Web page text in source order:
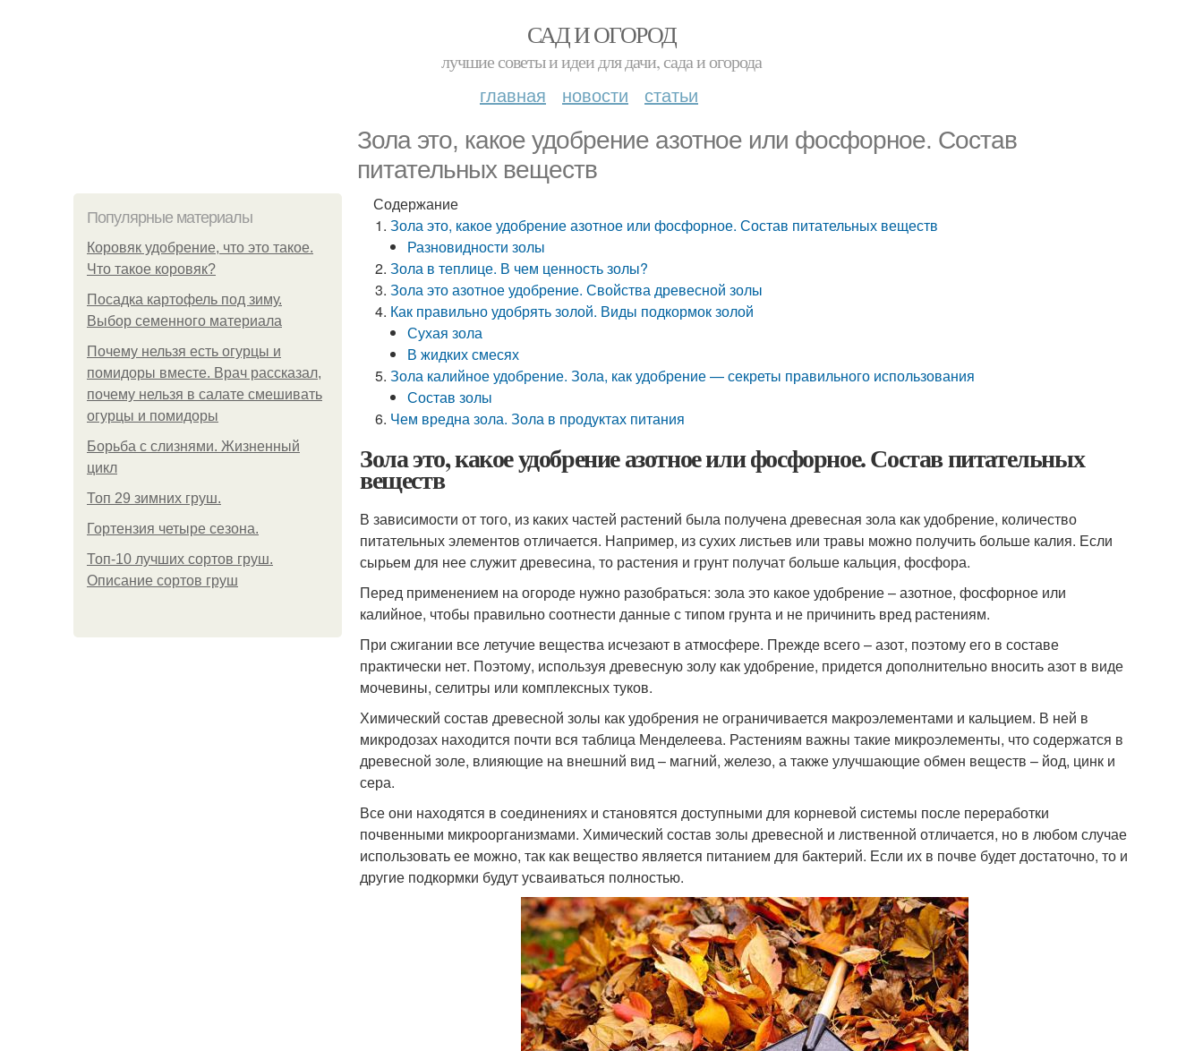
САД И ОГОРОД
лучшие советы и идеи для дачи, сада и огорода
главная новости статьи
Зола это, какое удобрение азотное или фосфорное. Состав
питательных веществ
Популярные материалы
Коровяк удобрение, что это такое.
Что такое коровяк?
Посадка картофель под зиму.
Выбор семенного материала
Почему нельзя есть огурцы и
помидоры вместе. Врач рассказал,
почему нельзя в салате смешивать
огурцы и помидоры
Борьба с слизнями. Жизненный
цикл
Топ 29 зимних груш.
Гортензия четыре сезона.
Топ-10 лучших сортов груш.
Описание сортов груш
Содержание
Зола это, какое удобрение азотное или фосфорное. Состав питательных веществ
Разновидности золы
Зола в теплице. В чем ценность золы?
Зола это азотное удобрение. Свойства древесной золы
Как правильно удобрять золой. Виды подкормок золой
Сухая зола
В жидких смесях
Зола калийное удобрение. Зола, как удобрение — секреты правильного использования
Состав золы
Чем вредна зола. Зола в продуктах питания
Зола это, какое удобрение азотное или фосфорное. Состав питательных
веществ
В зависимости от того, из каких частей растений была получена древесная зола как удобрение, количество
питательных элементов отличается. Например, из сухих листьев или травы можно получить больше калия. Если
сырьем для нее служит древесина, то растения и грунт получат больше кальция, фосфора.
Перед применением на огороде нужно разобраться: зола это какое удобрение – азотное, фосфорное или
калийное, чтобы правильно соотнести данные с типом грунта и не причинить вред растениям.
При сжигании все летучие вещества исчезают в атмосфере. Прежде всего – азот, поэтому его в составе
практически нет. Поэтому, используя древесную золу как удобрение, придется дополнительно вносить азот в виде
мочевины, селитры или комплексных туков.
Химический состав древесной золы как удобрения не ограничивается макроэлементами и кальцием. В ней в
микродозах находится почти вся таблица Менделеева. Растениям важны такие микроэлементы, что содержатся в
древесной золе, влияющие на внешний вид – магний, железо, а также улучшающие обмен веществ – йод, цинк и
сера.
Все они находятся в соединениях и становятся доступными для корневой системы после переработки
почвенными микроорганизмами. Химический состав золы древесной и лиственной отличается, но в любом случае
использовать ее можно, так как вещество является питанием для бактерий. Если их в почве будет достаточно, то и
другие подкормки будут усваиваться полностью.